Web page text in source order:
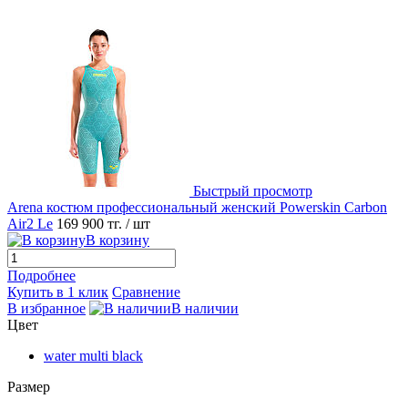
Быстрый просмотр
Arena костюм профессиональный женский Powerskin Carbon
Air2 Le 169 900 тг. / шт
В корзину
Подробнее
Купить в 1 клик Сравнение
В избранное
В наличии
Цвет
water multi black
Размер